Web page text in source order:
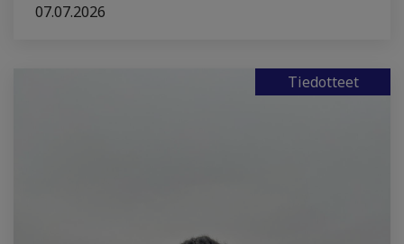
07.07.2026
Tiedotteet